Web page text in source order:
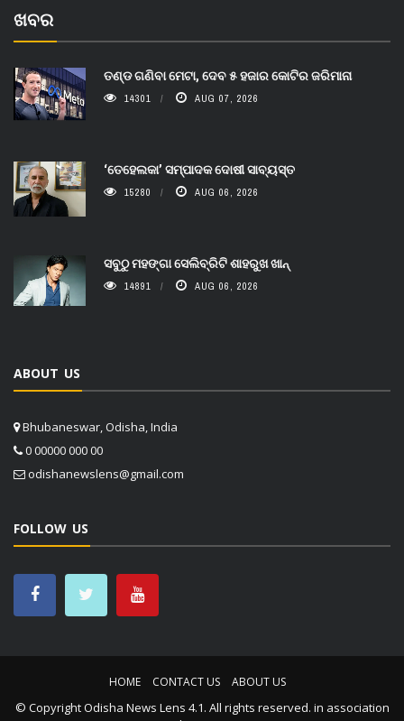
ଖବର
ତଣ୍ଡ ଗଣିବା ମେଟା, ଦେବ ୫ ହଜାର କୋଟିର ଜରିମାନା
14301 AUG 07, 2026
‘ତେହେଲକା’ ସମ୍ପାଦକ ଦୋଷୀ ସାବ୍ୟସ୍ତ
15280 AUG 06, 2026
ସବୁଠୁ ମହଙ୍ଗା ସେଲିବ୍ରିଟି ଶାହରୁଖ ଖାନ୍
14891 AUG 06, 2026
ABOUT US
Bhubaneswar, Odisha, India
0 00000 000 00
odishanewslens@gmail.com
FOLLOW US
HOME CONTACT US ABOUT US
© CopyrightOdisha News Lens 4.1. All rights reserved. in association